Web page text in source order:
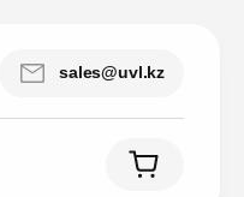
sales@uvl.kz